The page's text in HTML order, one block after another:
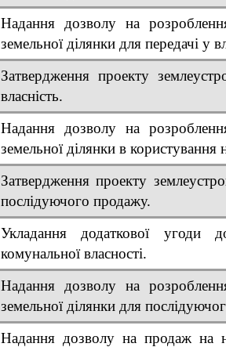
Надання дозволу на
земельної ділянки для передачі у
Затвердження проекту
власність.
Надання дозволу на
земельної ділянки в
Затвердження проекту
послідуючого продажу.
Укладання додаткової угоди
комунальної власності.
Надання дозволу на
земельної ділянки для
Надання дозволу на продаж на